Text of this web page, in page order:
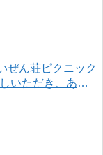
ぜん荘ピクニック
いただき、あり